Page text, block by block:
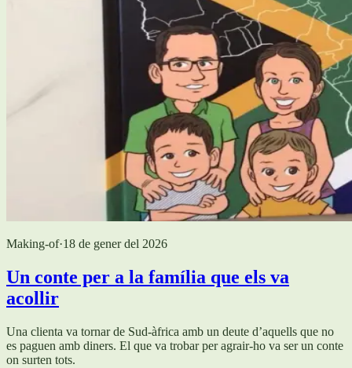
Making-of·18 de gener del 2026
Un conte per a la família que els va
acollir
Una clienta va tornar de Sud-àfrica amb un deute d’aquells que no
es paguen amb diners. El que va trobar per agrair-ho va ser un conte
on surten tots.